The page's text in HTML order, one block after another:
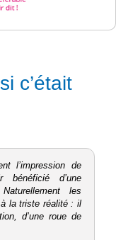
c’était
l’impression de
bénéficié d’une
les
la triste réalité : il
d’une roue de